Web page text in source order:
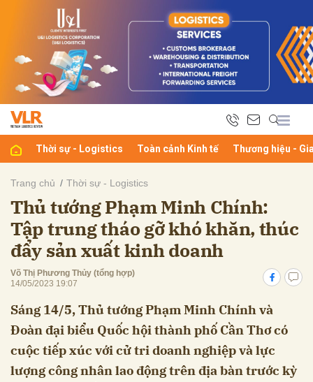
Thời sự - Logistics Toàn cảnh Kinh tế Thương hiệu -
Trang chủ Thời sự - Logistics
Thủ tướng Phạm Minh Chính:
Tập trung tháo gỡ khó khăn, thúc
đẩy sản xuất kinh doanh
Võ Thị Phương Thủy (tổng hợp)
14/05/2023 19:07
Sáng 14/5, Thủ tướng Phạm Minh Chính và
Đoàn đại biểu Quốc hội thành phố Cần Thơ có
cuộc tiếp xúc với cử tri doanh nghiệp và lực
lượng công nhân lao động trên địa bàn trước kỳ
luận
Hủy